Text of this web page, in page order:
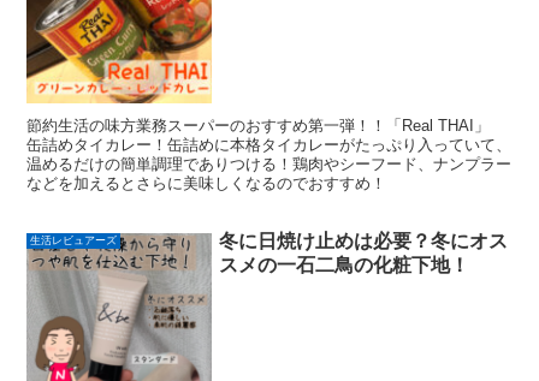
節約生活の味方業務スーパーのおすすめ第一弾！！「Real THAI」
缶詰めタイカレー！缶詰めに本格タイカレーがたっぷり入っていて、
温めるだけの簡単調理でありつける！鶏肉やシーフード、ナンプラー
などを加えるとさらに美味しくなるのでおすすめ！
生活レビュアーズ
冬に日焼け止めは必要？冬にオス
スメの一石二鳥の化粧下地！